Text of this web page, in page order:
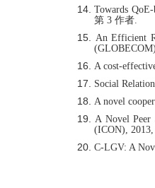
14.Towards
第 3 作者.
15. An Efficient
16. A cost-
17. Social
18. A novel
19. A Novel Peer
(ICON),
20. C-LGV: A